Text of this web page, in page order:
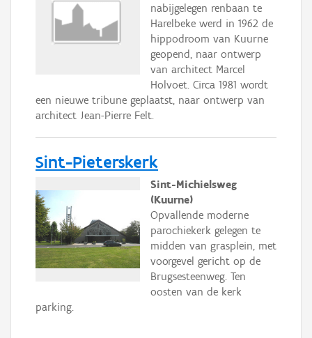
nabijgelegen renbaan te
Harelbeke werd in 1962 de
hippodroom van Kuurne
geopend, naar ontwerp
van architect Marcel
Holvoet. Circa 1981 wordt
een nieuwe tribune geplaatst, naar ontwerp van
architect Jean-Pierre Felt.
Sint-Pieterskerk
Sint-Michielsweg
(Kuurne)
Opvallende moderne
parochiekerk gelegen te
midden van grasplein, met
voorgevel gericht op de
Brugsesteenweg. Ten
oosten van de kerk
parking.